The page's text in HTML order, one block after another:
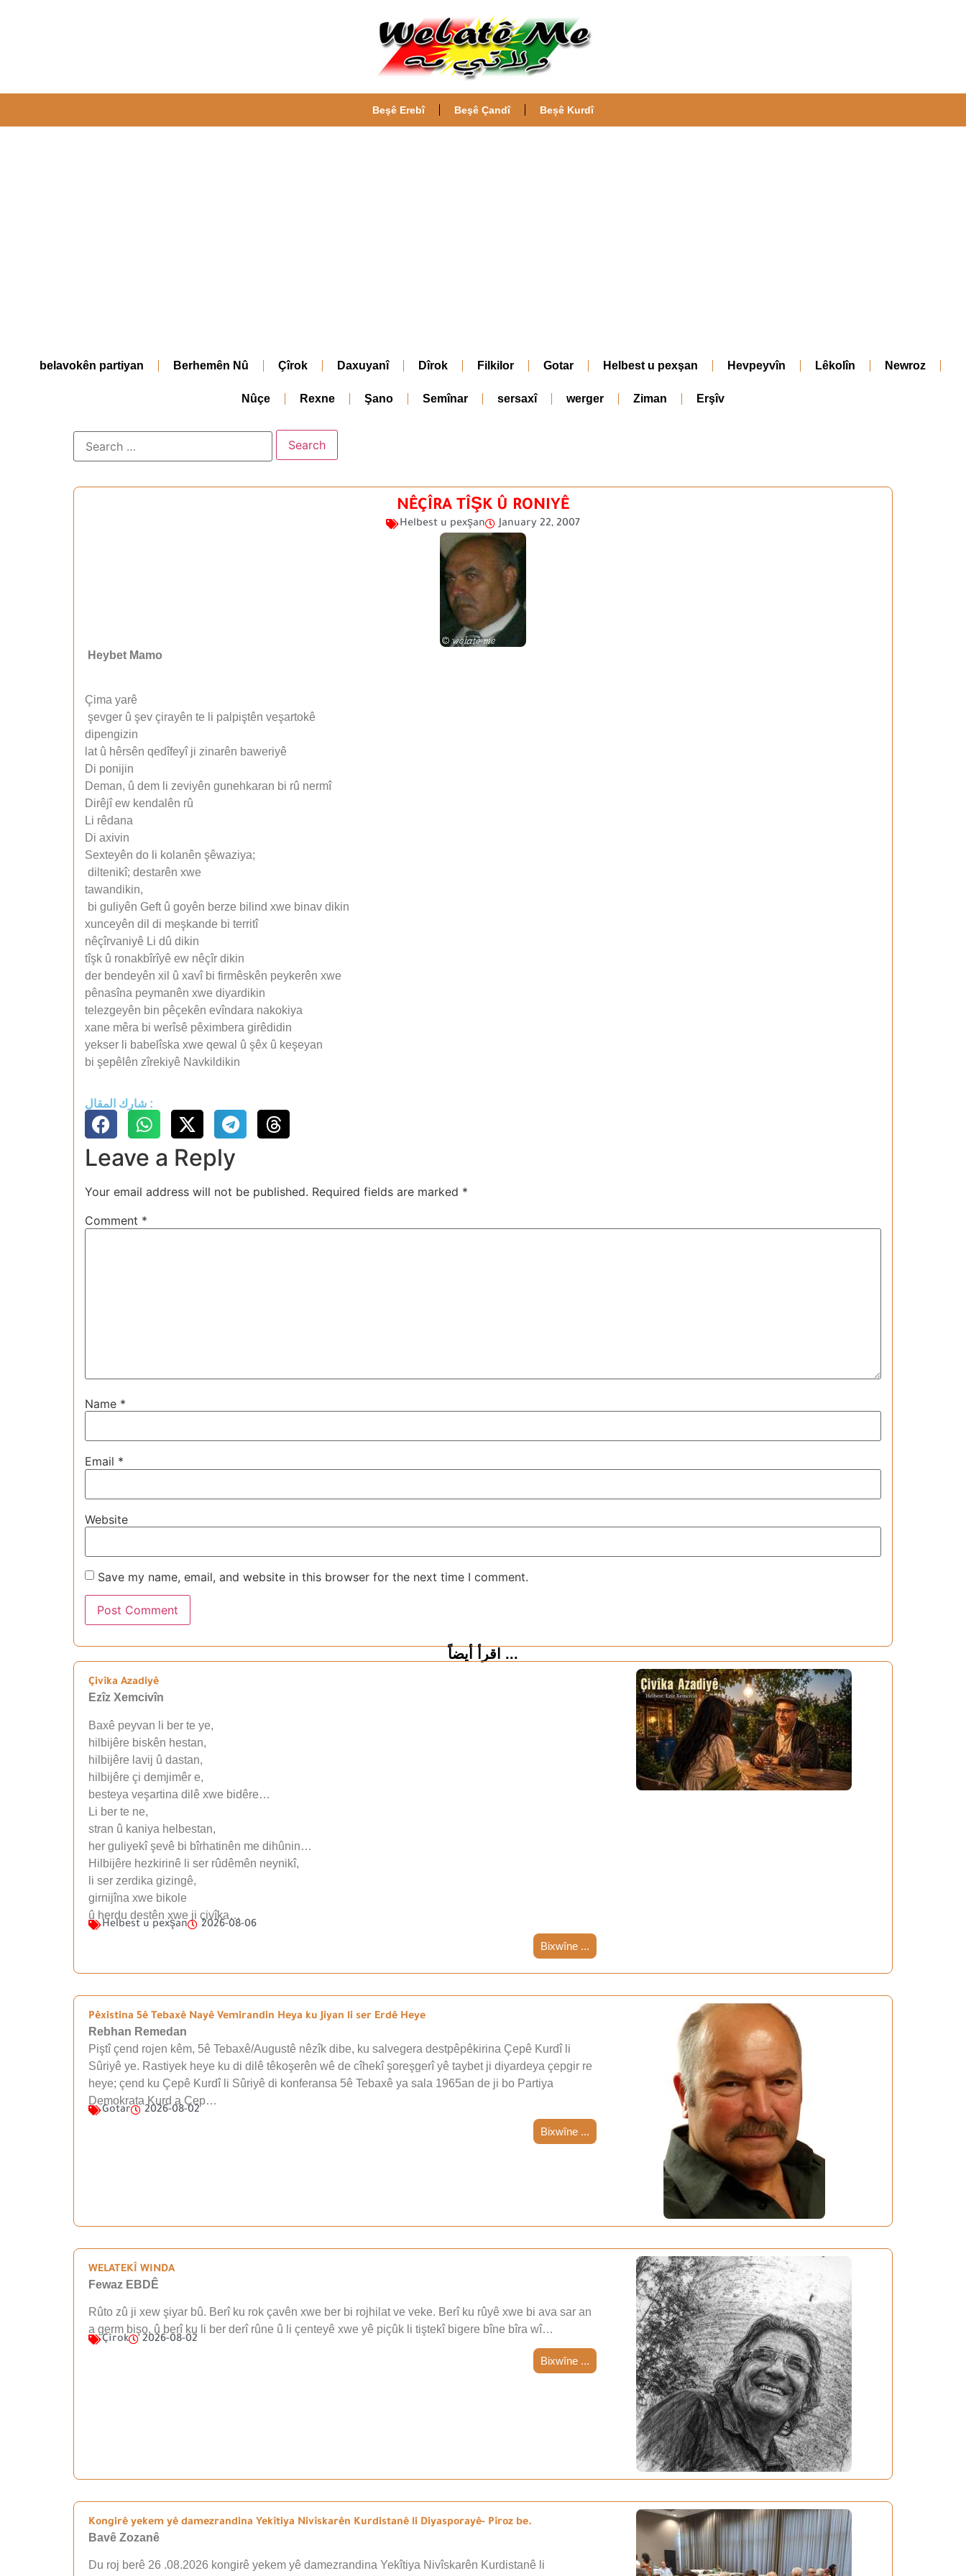
Beşê Erebî Beşê Çandî Beșê Kurdî
belavokên partiyan Berhemên Nû Çîrok Daxuyanî Dîrok Filkilor Gotar Helbest u pexşan Hevpeyvîn Lêkolîn Newroz
Nûçe Rexne Şano Semînar sersaxî werger Ziman Erşîv
NÊÇÎRA TÎŞK Û RONIYÊ
Helbest u pexşan January 22, 2007
Heybet Mamo
Çima yarê
şevger û şev çirayên te li palpiştên veşartokê
dipengizin
lat û hêrsên qedîfeyî ji zinarên baweriyê
Di ponijin
Deman, û dem li zeviyên gunehkaran bi rû nermî
Dirêjî ew kendalên rû
Li rêdana
Di axivin
Sexteyên do li kolanên şêwaziya;
diltenikî; destarên xwe
tawandikin,
bi guliyên Geft û goyên berze bilind xwe binav dikin
xunceyên dil di meşkande bi territî
nêçîrvaniyê Li dû dikin
tîşk û ronakbîrîyê ew nêçîr dikin
der bendeyên xil û xavî bi firmêskên peykerên xwe
pênasîna peymanên xwe diyardikin
telezgeyên bin pêçekên evîndara nakokiya
xane mêra bi werîsê pêximbera girêdidin
yekser li babelîska xwe qewal û şêx û keşeyan
bi şepêlên zîrekiyê Navkildikin
شارك المقال :
Leave a Reply
Your email address will not be published. Required fields are marked *
Comment *
Name *
Email *
Website
Save my name, email, and website in this browser for the next time I comment.
اقرأ أيضاً ...
Çivîka Azadiyê
Ezîz Xemcivîn
Baxê peyvan li ber te ye,
hilbijêre biskên hestan,
hilbijêre lavij û dastan,
hilbijêre çi demjimêr e,
besteya veşartina dilê xwe bidêre…
Li ber te ne,
stran û kaniya helbestan,
her guliyekî şevê bi bîrhatinên me dihûnin…
Hilbijêre hezkirinê li ser rûdêmên neynikî,
li ser zerdika gizingê,
girnijîna xwe bikole
û herdu destên xwe ji çivîka…
Helbest u pexşan 2026-08-06
Bixwîne ...
Pêxistina 5ê Tebaxê Nayê Vemirandin Heya ku Jiyan li ser Erdê Heye
Rebhan Remedan
Piştî çend rojen kêm, 5ê Tebaxê/Augustê nêzîk dibe, ku salvegera destpêpêkirina Çepê Kurdî li
Sûriyê ye. Rastiyek heye ku di dilê têkoşerên wê de cîhekî şoreşgerî yê taybet ji diyardeya çepgir re
heye; çend ku Çepê Kurdî li Sûriyê di konferansa 5ê Tebaxê ya sala 1965an de ji bo Partiya
Demokrata Kurd a Çep…
Gotar 2026-08-02
Bixwîne ...
WELATEKÎ WINDA
Fewaz EBDÊ
Rûto zû ji xew şiyar bû. Berî ku rok çavên xwe ber bi rojhilat ve veke. Berî ku rûyê xwe bi ava sar an
a germ bişo, û berî ku li ber derî rûne û li çenteyê xwe yê piçûk li tiştekî bigere bîne bîra wî…
Çîrok 2026-08-02
Bixwîne ...
Kongirê yekem yê damezrandina Yekîtiya Nivîskarên Kurdistanê li Diyasporayê- Pîroz be.
Bavê Zozanê
Du roj berê 26 .08.2026 kongirê yekem yê damezrandina Yekîtiya Nivîskarên Kurdistanê li